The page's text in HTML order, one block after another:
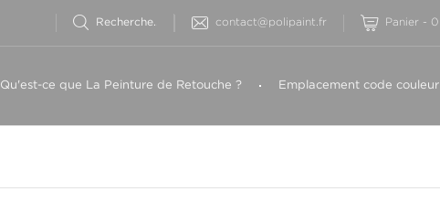
contact@polipaint.fr Panier - 0
Qu'est-ce que La Peinture de Retouche ? Emplacement code couleur